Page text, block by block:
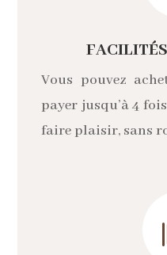
Vous pouvez
payer jusqu’à 4
faire plaisir, sans